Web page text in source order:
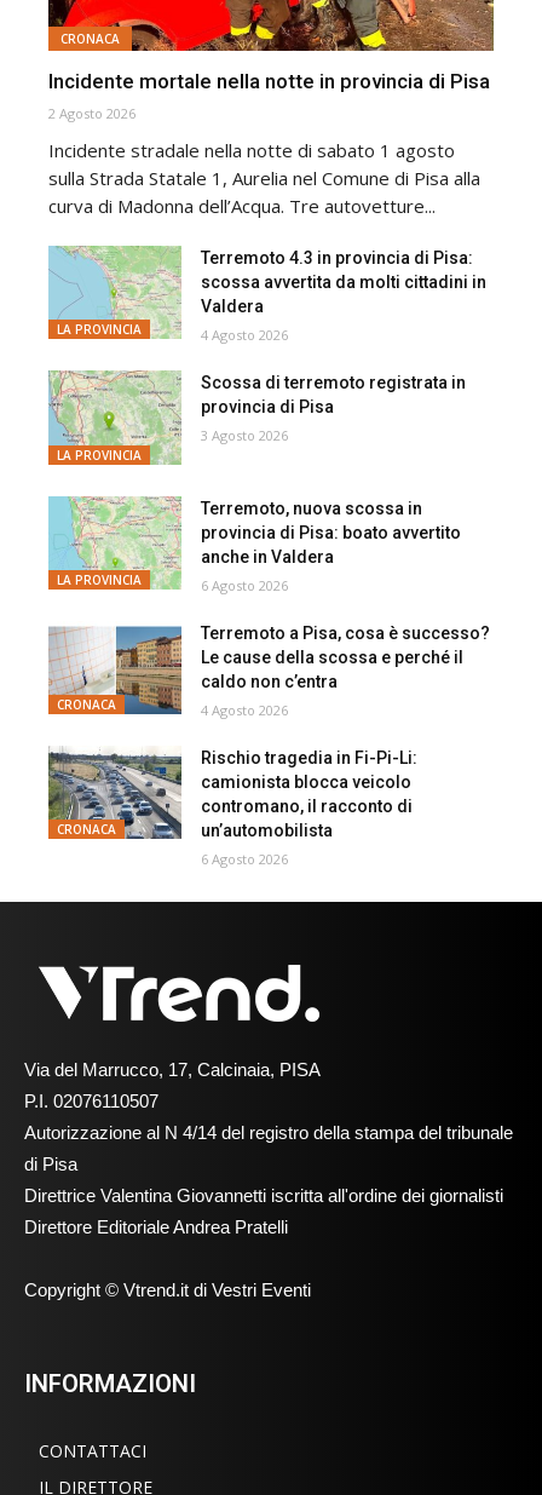
CRONACA
Incidente mortale nella notte in provincia di Pisa
2 Agosto 2026
Incidente stradale nella notte di sabato 1 agosto
sulla Strada Statale 1, Aurelia nel Comune di Pisa alla
curva di Madonna dell’Acqua. Tre autovetture...
LA PROVINCIA
Terremoto 4.3 in provincia di Pisa:
scossa avvertita da molti cittadini in
Valdera
4 Agosto 2026
LA PROVINCIA
Scossa di terremoto registrata in
provincia di Pisa
3 Agosto 2026
LA PROVINCIA
Terremoto, nuova scossa in
provincia di Pisa: boato avvertito
anche in Valdera
6 Agosto 2026
CRONACA
Terremoto a Pisa, cosa è successo?
Le cause della scossa e perché il
caldo non c’entra
4 Agosto 2026
CRONACA
Rischio tragedia in Fi-Pi-Li:
camionista blocca veicolo
contromano, il racconto di
un’automobilista
6 Agosto 2026
Via del Marrucco, 17, Calcinaia, PISA
P.I. 02076110507
Autorizzazione al N 4/14 del registro della stampa del tribunale
di Pisa
Direttrice Valentina Giovannetti iscritta all'ordine dei giornalisti
Direttore Editoriale Andrea Pratelli
Copyright © Vtrend.it di Vestri Eventi
INFORMAZIONI
CONTATTACI
IL DIRETTORE